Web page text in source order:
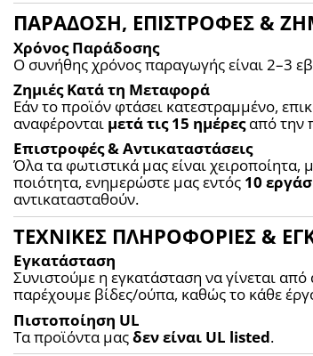
ΠΑΡΑΔΟΣΗ, ΕΠΙΣΤΡΟΦΕΣ &
Χρόνος Παράδοσης
Ο συνήθης χρόνος παραγωγής είναι 2–3
Ζημιές Κατά τη Μεταφορά
Εάν το προϊόν φτάσει κατεστραμμένο,
αναφέρονται μετά τις 15 ημέρες από την
Επιστροφές & Αντικαταστάσεις
Όλα τα φωτιστικά μας είναι χειροποίητα,
ποιότητα, ενημερώστε μας εντός 10
αντικατασταθούν.
ΤΕΧΝΙΚΕΣ ΠΛΗΡΟΦΟΡΙΕΣ &
Εγκατάσταση
Συνιστούμε η εγκατάσταση να γίνεται
παρέχουμε βίδες/ούπα, καθώς το κάθε
Πιστοποίηση UL
Τα προϊόντα μας δεν είναι UL listed.